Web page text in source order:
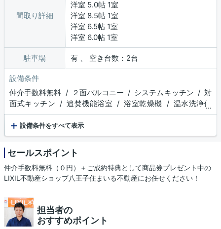
間取り詳細
洋室 5.0帖 1室
洋室 8.5帖 1室
洋室 6.5帖 1室
洋室 6.0帖 1室
駐車場 有 、 空き台数：2台
設備条件
仲介手数料無料 / ２面バルコニー / システムキッチン / 対
面式キッチン / 追焚機能浴室 / 浴室乾燥機 / 温水洗浄便
座 / トイレ２ヶ所 / 浴室１坪以上 / 床下収納 / 収納豊
富 / TVモニタ付インターホン / ディンプルキー
...
+ 設備条件をすべて表示
セールスポイント
仲介手数料無料（０円）＋ご成約特典として商品券プレゼント中の
LIXIL不動産ショップ八王子住まいる不動産にお任せください！
担当者の
おすすめポイント